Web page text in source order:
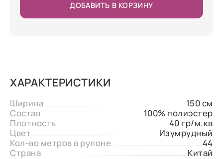
ДОБАВИТЬ В КОРЗИНУ
ХАРАКТЕРИСТИКИ
Ширина
150 см
Состав
100% полиэстер
Плотность
40 гр/м.кв
Цвет
Изумрудный
Кол-во метров в рулоне
44
Страна
Китай